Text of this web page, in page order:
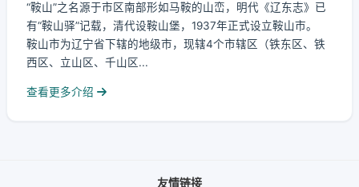
“鞍山”之名源于市区南部形如马鞍的山峦，明代《辽东志》已
有“鞍山驿”记载，清代设鞍山堡，1937年正式设立鞍山市。
鞍山市为辽宁省下辖的地级市，现辖4个市辖区（铁东区、铁
西区、立山区、千山区...
查看更多介绍
友情链接